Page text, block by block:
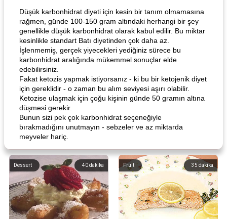
Düşük karbonhidrat diyeti için kesin bir tanım olmamasına
rağmen, günde 100-150 gram altındaki herhangi bir şey
genellikle düşük karbonhidrat olarak kabul edilir. Bu miktar
kesinlikle standart Batı diyetinden çok daha az.
İşlenmemiş, gerçek yiyecekleri yediğiniz sürece bu
karbonhidrat aralığında mükemmel sonuçlar elde
edebilirsiniz.
Fakat ketozis yapmak istiyorsanız - ki bu bir ketojenik diyet
için gereklidir - o zaman bu alım seviyesi aşırı olabilir.
Ketozise ulaşmak için çoğu kişinin günde 50 gramın altına
düşmesi gerekir.
Bunun sizi pek çok karbonhidrat seçeneğiyle
bırakmadığını unutmayın - sebzeler ve az miktarda
meyveler hariç.
40dakika
Dessert 35 dakika
Fruit